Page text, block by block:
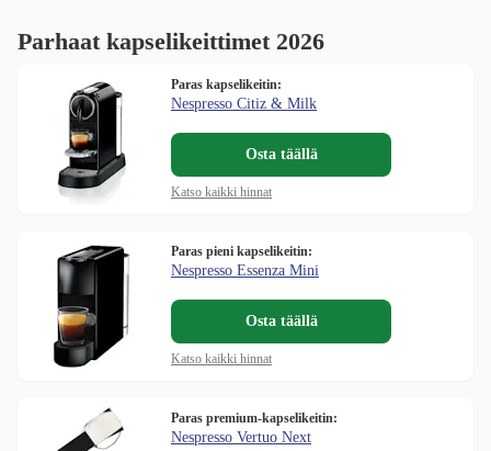
Parhaat kapselikeittimet 2026
Paras kapselikeitin:
Nespresso Citiz & Milk
Osta täällä
Katso kaikki hinnat
Paras pieni kapselikeitin:
Nespresso Essenza Mini
Osta täällä
Katso kaikki hinnat
Paras premium-kapselikeitin:
Nespresso Vertuo Next